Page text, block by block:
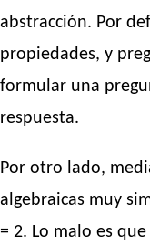
abstracción. Por
propiedades, y
formular una
respuesta.
Por otro lado,
algebraicas muy
= 2. Lo malo es